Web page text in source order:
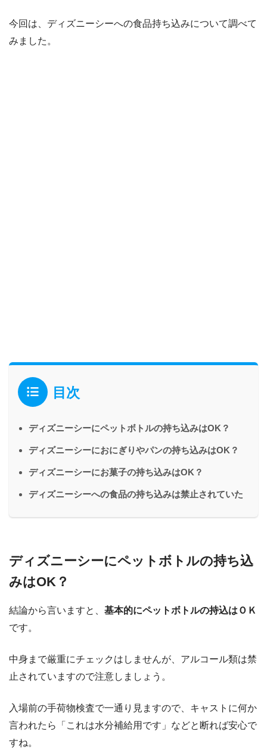
今回は、ディズニーシーへの食品持ち込みについて調べて
みました。
目次
ディズニーシーにペットボトルの持ち込みはOK？
ディズニーシーにおにぎりやパンの持ち込みはOK？
ディズニーシーにお菓子の持ち込みはOK？
ディズニーシーへの食品の持ち込みは禁止されていた
ディズニーシーにペットボトルの持ち込
みはOK？
結論から言いますと、 基本的にペットボトルの持込はＯＫ
です。
中身まで厳重にチェックはしませんが、アルコール類は禁
止されていますので注意しましょう。
入場前の手荷物検査で一通り見ますので、キャストに何か
言われたら「これは水分補給用です」などと断れば安心で
すね。